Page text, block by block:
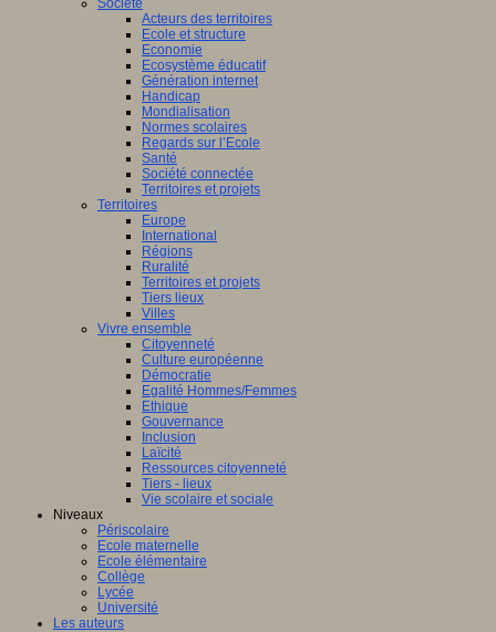
Société
Acteurs des territoires
Ecole et structure
Economie
Ecosystème éducatif
Génération internet
Handicap
Mondialisation
Normes scolaires
Regards sur l’Ecole
Santé
Société connectée
Territoires et projets
Territoires
Europe
International
Régions
Ruralité
Territoires et projets
Tiers lieux
Villes
Vivre ensemble
Citoyenneté
Culture européenne
Démocratie
Egalité Hommes/Femmes
Ethique
Gouvernance
Inclusion
Laïcité
Ressources citoyenneté
Tiers - lieux
Vie scolaire et sociale
Niveaux
Périscolaire
Ecole maternelle
Ecole élémentaire
Collège
Lycée
Université
Les auteurs